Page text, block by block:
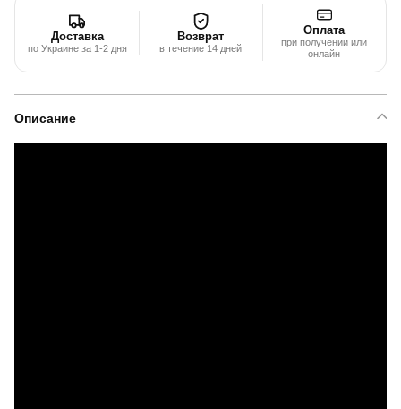
Доставка
по Украине за 1-2 дня
Возврат
в течение 14 дней
Оплата
при получении или
онлайн
Описание